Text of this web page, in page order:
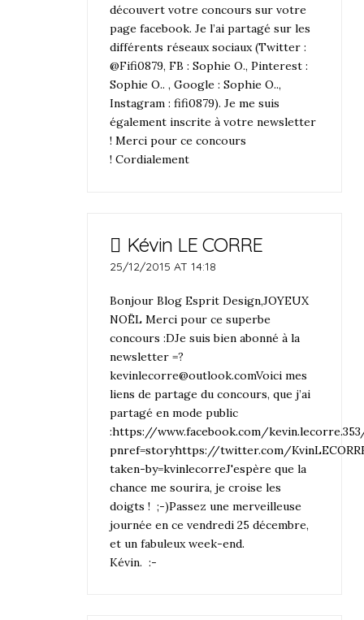
découvert votre concours sur votre
page facebook. Je l’ai partagé sur les
différents réseaux sociaux (Twitter :
@Fifi0879, FB : Sophie O., Pinterest :
Sophie O.. , Google : Sophie O..,
Instagram : fifi0879). Je me suis
également inscrite à votre newsletter
! Merci pour ce concours
! Cordialement
Kévin LE CORRE
25/12/2015 AT 14:18
Bonjour Blog Esprit Design,JOYEUX
NOËL Merci pour ce superbe
concours :DJe suis bien abonné à la
newsletter =?
kevinlecorre@outlook.comVoici mes
liens de partage du concours, que j’ai
partagé en mode public
:https://www.facebook.com/
pnref=storyhttps://twitter.com/
taken-by=kvinlecorreJ'espère que la
chance me sourira, je croise les
doigts ! ;-)Passez une merveilleuse
journée en ce vendredi 25 décembre,
et un fabuleux week-end.
Kévin. :-